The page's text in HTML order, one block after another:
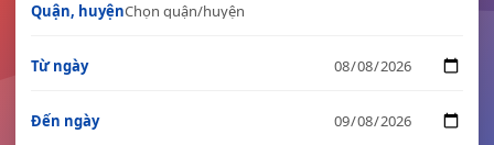
Quận, huyện
Từ ngày
Đến ngày